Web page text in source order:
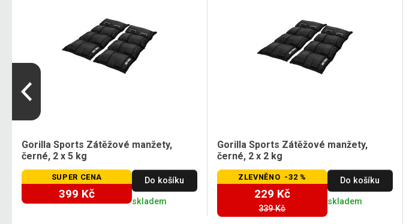
Gorilla Sports Zátěžové manžety,
černé, 2 x 5 kg
SUPER CENA
399 Kč
Do košíku
skladem
Gorilla Sports Zátěžové manžety,
černé, 2 x 2 kg
ZLEVNĚNO -32 %
229 Kč
339 Kč
Do košíku
skladem